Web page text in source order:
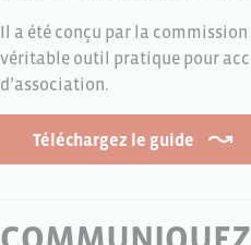
Il a été conçu par la commission
véritable outil pratique pour
d’association.
Téléchargez le guide